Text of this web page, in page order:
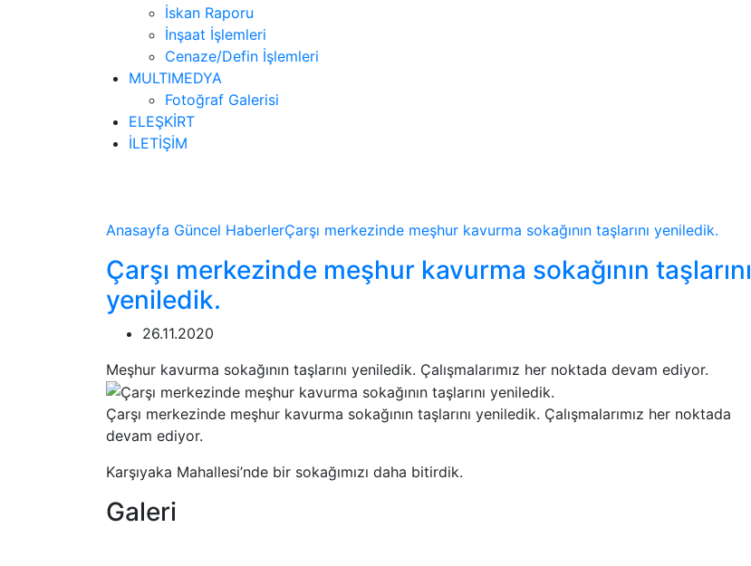
İskan Raporu
İnşaat İşlemleri
Cenaze/Defin İşlemleri
MULTIMEDYA
Fotoğraf Galerisi
ELEŞKİRT
İLETİŞİM
Anasayfa Güncel HaberlerÇarşı merkezinde meşhur kavurma sokağının taşlarını yeniledik.
Çarşı merkezinde meşhur kavurma sokağının taşlarını
yeniledik.
26.11.2020
Meşhur kavurma sokağının taşlarını yeniledik. Çalışmalarımız her noktada devam ediyor.
Çarşı merkezinde meşhur kavurma sokağının taşlarını yeniledik. Çalışmalarımız her noktada
devam ediyor.
Karşıyaka Mahallesi’nde bir sokağımızı daha bitirdik.
Galeri